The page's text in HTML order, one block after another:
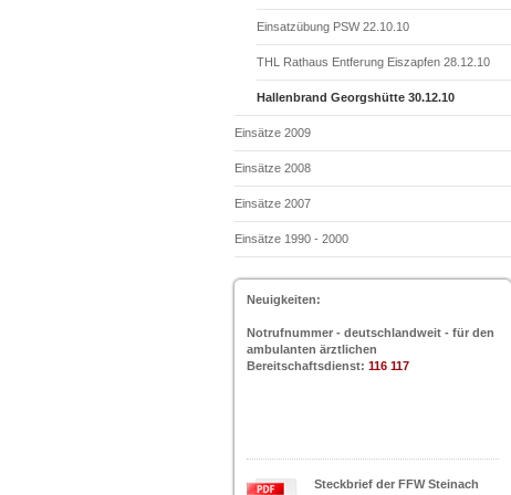
Einsatzübung PSW 22.10.10
THL Rathaus Entferung Eiszapfen 28.12.10
Hallenbrand Georgshütte 30.12.10
Einsätze 2009
Einsätze 2008
Einsätze 2007
Einsätze 1990 - 2000
Neuigkeiten:
Notrufnummer - deutschlandweit - für den
ambulanten ärztlichen
Bereitschaftsdienst: 116 117
Steckbrief der FFW Steinach